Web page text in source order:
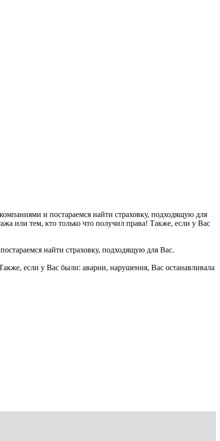
и постараемся найти страховку, подходящую для
или тем, кто только что получил права! Также, если у Вас
найти страховку, подходящую для Вас.
если у Вас были: аварии, нарушения, Вас останавливала